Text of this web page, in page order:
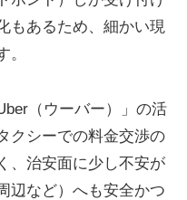
もあるため、細かい現
（ウーバー）」の活
クシーでの料金交渉の
、治安面に少し不安が
辺など）へも安全かつ